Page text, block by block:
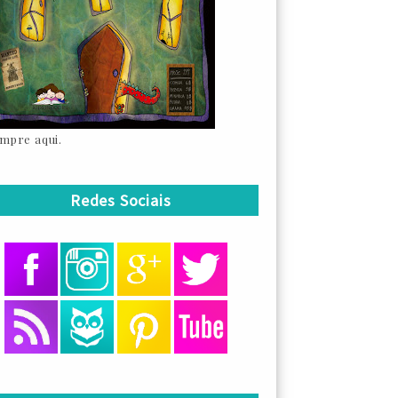
aqui.
Redes Sociais